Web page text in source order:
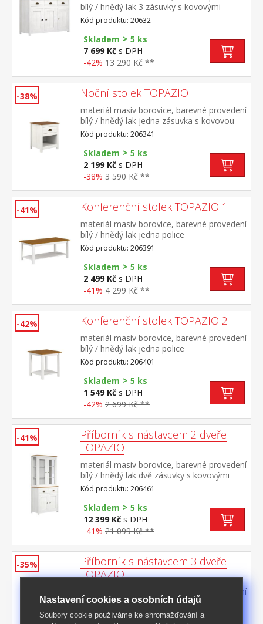
bílý / hnědý lak 3 zásuvky s kovovými
úchytkami a pojezdy, 3 dveře
Kód produktu: 20632
Skladem > 5 ks
7 699 Kč s DPH
-42% 13 290 Kč **
-38% Noční stolek TOPAZIO
materiál masiv borovice, barevné provedení
bílý / hnědý lak jedna zásuvka s kovovou
úchytkou a pojezdy, jedna police
Kód produktu: 206341
Skladem > 5 ks
2 199 Kč s DPH
-38% 3 590 Kč **
-41% Konferenční stolek TOPAZIO 1
materiál masiv borovice, barevné provedení
bílý / hnědý lak jedna police
Kód produktu: 206391
Skladem > 5 ks
2 499 Kč s DPH
-41% 4 299 Kč **
-42% Konferenční stolek TOPAZIO 2
materiál masiv borovice, barevné provedení
bílý / hnědý lak jedna police
Kód produktu: 206401
Skladem > 5 ks
1 549 Kč s DPH
-42% 2 699 Kč **
-41%
Příborník s nástavcem 2 dveře
TOPAZIO
materiál masiv borovice, barevné provedení
bílý / hnědý lak dvě zásuvky s kovovými
úchytkami a pojezdy dvoje plné a dvoje
prosklené dveře
Kód produktu: 206461
Skladem > 5 ks
12 399 Kč s DPH
-41% 21 099 Kč **
-35%
Příborník s nástavcem 3 dveře
TOPAZIO
materiál masiv borovice, barevné provedení
bílý / hnědý lak tři zásuvky s kovovými
úchytkami a pojezdy troje plné a troje
Kód produktu: 206462
Nastavení cookies a osobních údajů
Soubory cookie používáme ke shromažďování a